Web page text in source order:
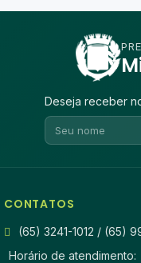
Deseja receber
CONTATOS
(65) 3241-1012 / (65)
Horário de atendimento: